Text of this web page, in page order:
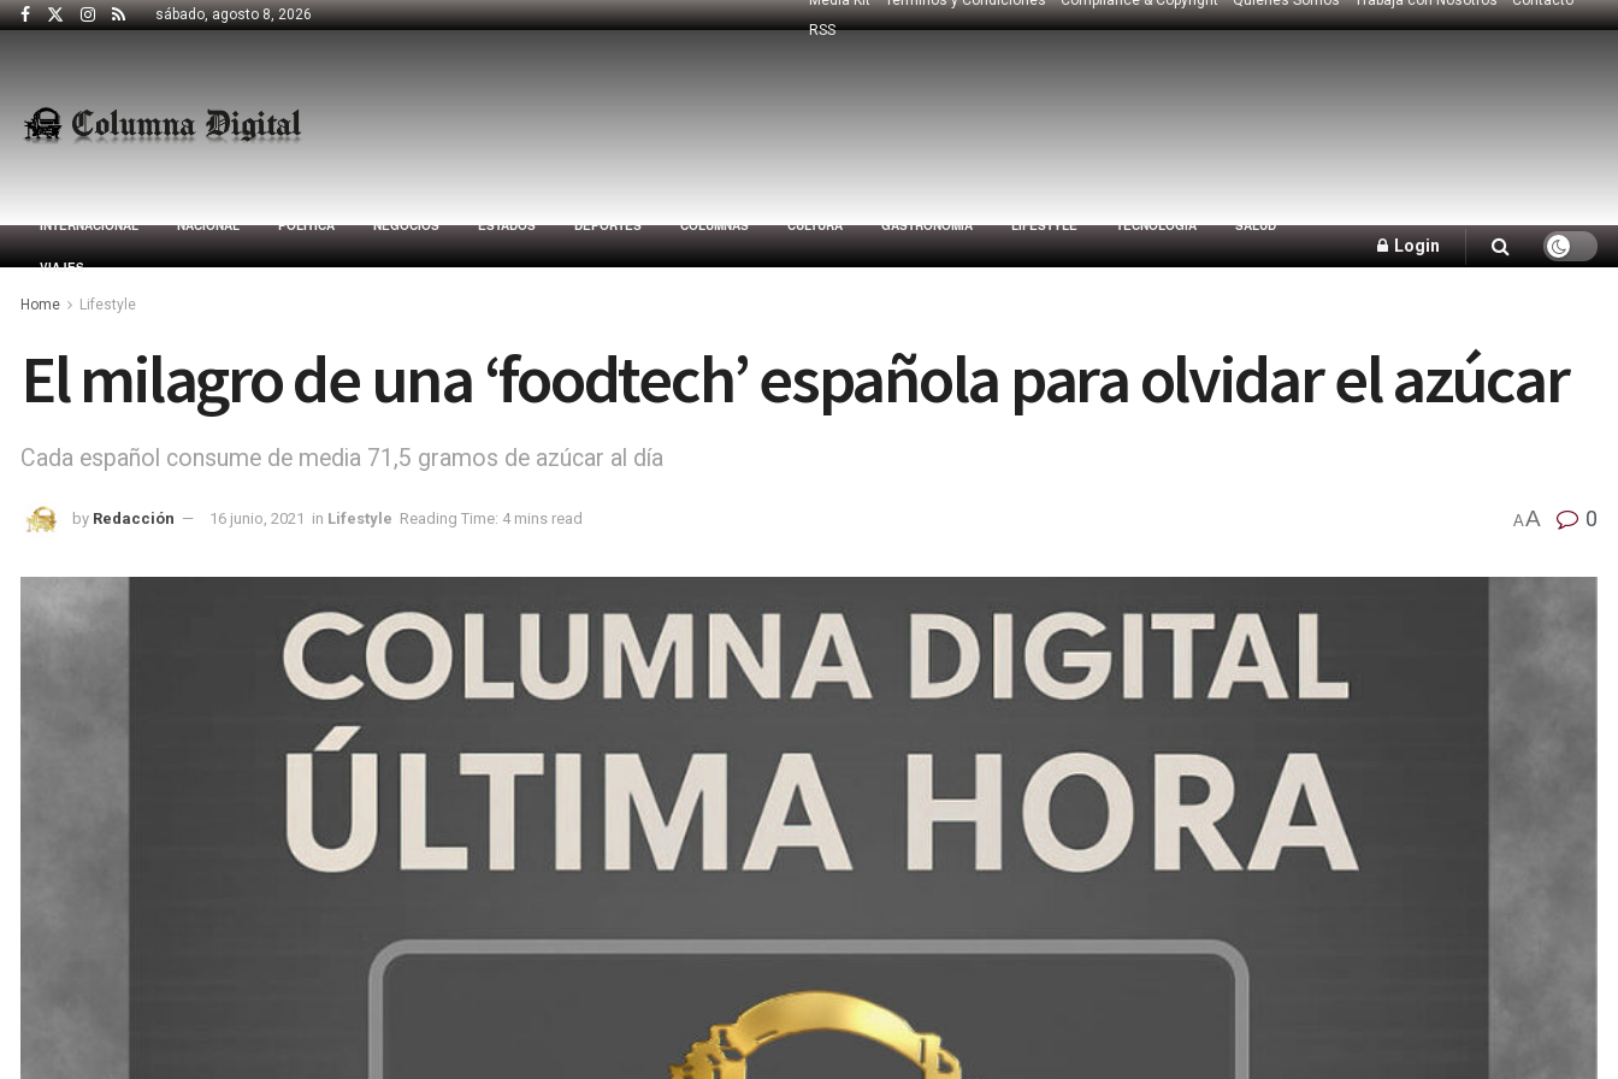
sábado, agosto 8, 2026
RSS
INTERNACIONAL NACIONAL POLÍTICA NEGOCIOS ESTADOS DEPORTES COLUMNAS CULTURA GASTRONOMÍA LIFESTYLE TECNOLOGÍA SALUD
VIAJES
Login
Home Lifestyle
El milagro de una ‘foodtech’ española para olvidar el azúcar
Cada español consume de media 71,5 gramos de azúcar al día
by Redacción 16 junio, 2021 in Lifestyle Reading Time: 4 mins read AA 0